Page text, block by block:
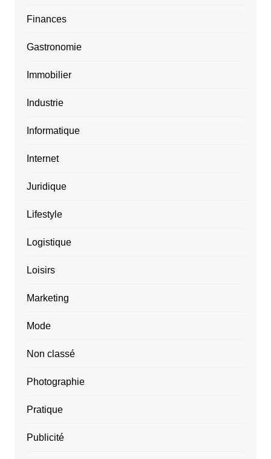
Finances
Gastronomie
Immobilier
Industrie
Informatique
Internet
Juridique
Lifestyle
Logistique
Loisirs
Marketing
Mode
Non classé
Photographie
Pratique
Publicité